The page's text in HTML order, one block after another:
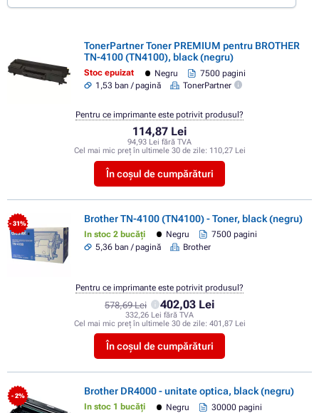
TonerPartner Toner PREMIUM pentru BROTHER
TN-4100 (TN4100), black (negru)
Stoc epuizat Negru
7500 pagini
1,53 ban / pagină
TonerPartner
114,87 Lei
94,93 Lei fără TVA
Cel mai mic preț în ultimele 30 de zile: 110,27 Lei
În coșul de cumpărături
Pentru ce imprimante este potrivit produsul?
- 31% Brother TN-4100 (TN4100) - Toner, black (negru)
In stoc 2 bucăți Negru
7500 pagini
5,36 ban / pagină
Brother
578,69 Lei 402,03 Lei
332,26 Lei fără TVA
Cel mai mic preț în ultimele 30 de zile: 401,87 Lei
În coșul de cumpărături
Pentru ce imprimante este potrivit produsul?
- 2% Brother DR4000 - unitate optica, black (negru)
In stoc 1 bucăți Negru
30000 pagini